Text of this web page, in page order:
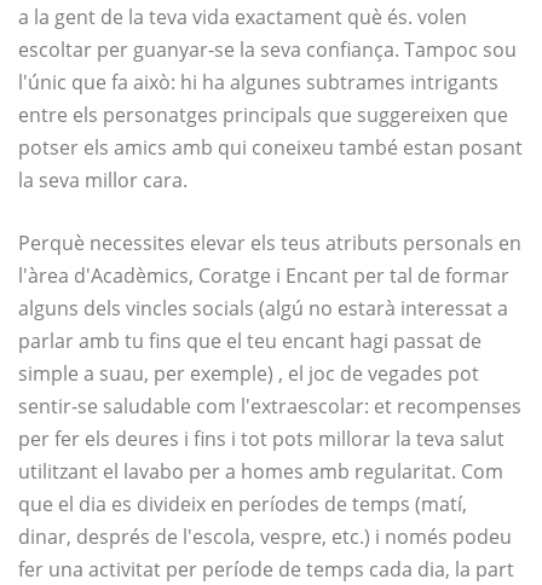
a la gent de la teva vida exactament què és. volen
escoltar per guanyar-se la seva confiança. Tampoc sou
l'únic que fa això: hi ha algunes subtrames intrigants
entre els personatges principals que suggereixen que
potser els amics amb qui coneixeu també estan posant
la seva millor cara.
Perquè necessites elevar els teus atributs personals en
l'àrea d'Acadèmics, Coratge i Encant per tal de formar
alguns dels vincles socials (algú no estarà interessat a
parlar amb tu fins que el teu encant hagi passat de
simple a suau, per exemple) , el joc de vegades pot
sentir-se saludable com l'extraescolar: et recompenses
per fer els deures i fins i tot pots millorar la teva salut
utilitzant el lavabo per a homes amb regularitat. Com
que el dia es divideix en períodes de temps (matí,
dinar, després de l'escola, vespre, etc.) i només podeu
fer una activitat per període de temps cada dia, la part